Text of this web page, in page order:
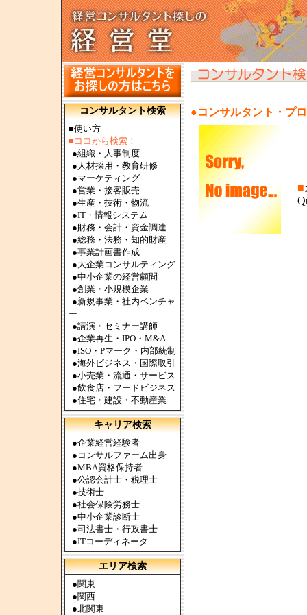
コンサルタント検索
■使い方
■ココから検索！
●組織・人事制度
● 人材採用・教育研修
●マーケティング
●営業・接客販売
●生産・技術・物流
●IT・情報システム
●財務・会計・資金調達
●総務・法務・知的財産
●事業計画書作成
●大企業コンサルティング
●中小企業の経営顧問
●創業・小規模企業
●新規事業・社内ベンチャ
ー
●講演・セミナー講師
●企業再生・IPO・M&A
●ISO・Pマーク・内部統制
●海外ビジネス・国際取引
●小売業・流通・サービス
●飲食店・フードビジネス
●住宅・建設・不動産業
キャリア検索
●企業経営経験者
● コンサルファーム出身
●MBA資格保持者
●公認会計士・税理士
●技術士
●社会保険労務士
●中小企業診断士
●司法書士・行政書士
●ITコーディネータ
エリア検索
●関東
●関西
●北関東
●コンサルタント・プ
■